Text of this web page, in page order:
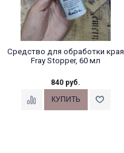
Средство для обработки края
Fray Stopper, 60 мл
840 руб.